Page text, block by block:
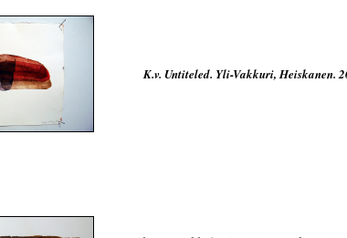
K.v. Untiteled. Yli-Vakkuri, Heiskanen.